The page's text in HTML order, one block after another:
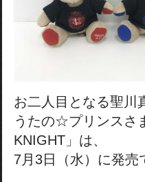
お二人目となる聖川
うたの☆プリンスさ
KNIGHT」は、
7月3日（水）に発売